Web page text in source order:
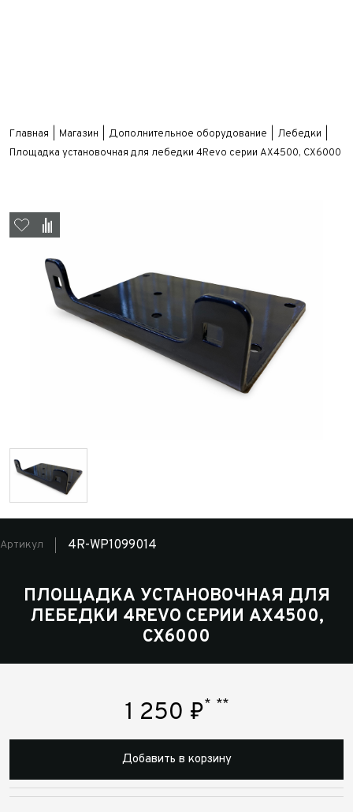
Главная Магазин Дополнительное оборудование
Лебедки
Площадка установочная для лебедки 4Revo серии AX4500, CX6000
Артикул 4R-WP1099014
ПЛОЩАДКА УСТАНОВОЧНАЯ ДЛЯ
ЛЕБЕДКИ 4REVO СЕРИИ AX4500,
CX6000
1 250 ₽* **
Добавить в корзину